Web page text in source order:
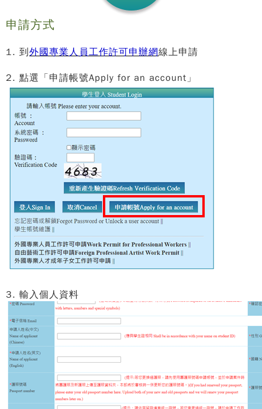
申請方式
1. 到外國專業人員工作許可申辦網線上申請
2. 點選「申請帳號Apply for an account」
3. 輸入個人資料